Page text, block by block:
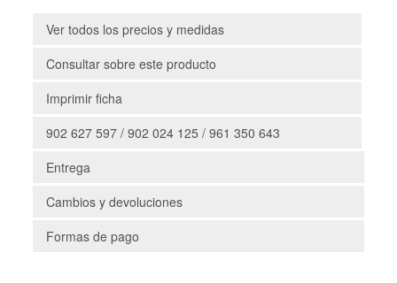
Ver todos los precios y medidas
Consultar sobre este producto
Imprimir ficha
902 627 597 / 902 024 125 / 961 350 643
Entrega
Cambios y devoluciones
Formas de pago